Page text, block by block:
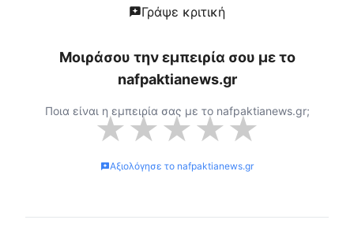
Γράψε κριτική
Μοιράσου την εμπειρία σου με το
nafpaktianews.gr
Ποια είναι η εμπειρία σας με το nafpaktianews.gr;
★★★★★
Αξιολόγησε το nafpaktianews.gr